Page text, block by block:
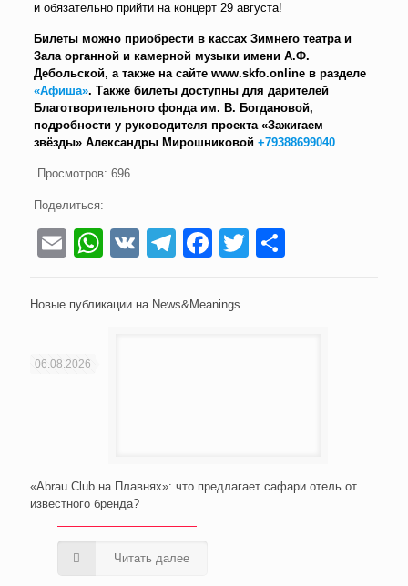
и обязательно прийти на концерт 29 августа!
Билеты можно приобрести в кассах Зимнего театра и
Зала органной и камерной музыки имени А.Ф.
Дебольской, а также на сайте www.skfo.online в разделе
«Афиша». Также билеты доступны для дарителей
Благотворительного фонда им. В. Богдановой,
подробности у руководителя проекта «Зажигаем
звёзды» Александры Мирошниковой +79388699040
Просмотров: 696
Поделиться:
EmailWhatsApp
VK Telegram
Facebook
Twitter
Новые публикации на News&Meanings
06.08.2026
«Abrau Club на Плавнях»: что предлагает сафари отель от
известного бренда?
Читать далее